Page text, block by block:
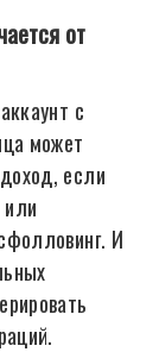
от
с
может
если
И